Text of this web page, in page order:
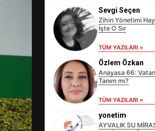
Sevgi Seçen
Zihin Yönetimi
İşte O Sır
TÜM YAZILARI »
Özlem Özkan
Anayasa 66:
Tanım mı?
TÜM YAZILARI »
yonetim
AYVALIK SU
EİB’DE